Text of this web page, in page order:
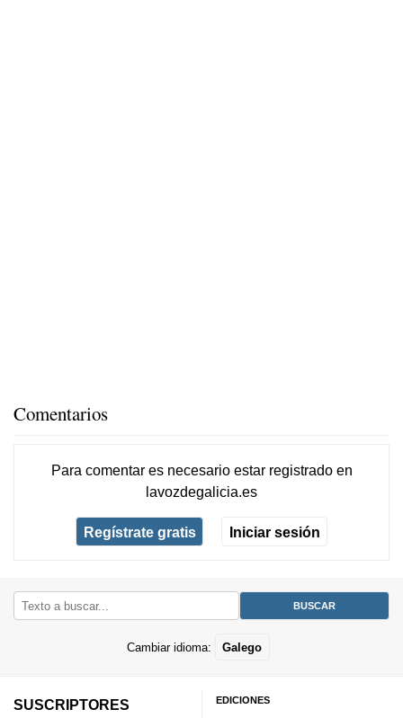
Comentarios
Para comentar es necesario estar registradoen
lavozdegalicia.es
Regístrate gratis Iniciar sesión
Cambiar idioma: Galego
SUSCRIPTORES
EDICIONES